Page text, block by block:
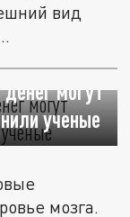
вид
могут
ученые
мозга.